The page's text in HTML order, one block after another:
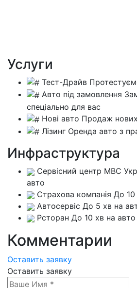
Услуги
Тест-Драйв
Авто під замовлення
спеціально для вас
Нові авто Продаж
Лізинг Оренда авто з
Инфраструктура
Сервісний центр МВС
авто
Страхова компанія До 10
Автосервіс До 5 хв на
Рсторан До 10 хв на авто
Комментарии
Оставить заявку
Оставить заявку